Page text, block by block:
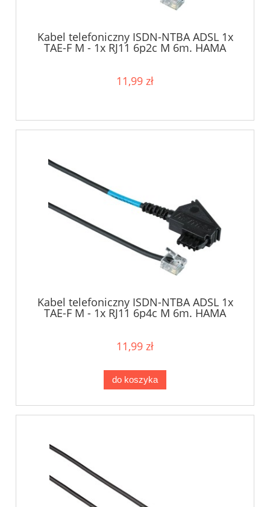
Kabel telefoniczny ISDN-NTBA ADSL 1x
TAE-F M - 1x RJ11 6p2c M 6m. HAMA
11,99 zł
Kabel telefoniczny ISDN-NTBA ADSL 1x
TAE-F M - 1x RJ11 6p4c M 6m. HAMA
11,99 zł
do koszyka